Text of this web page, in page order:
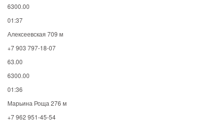
6300.00
01:37
Алексеевская 709 м
+7 903 797-18-07
63.00
6300.00
01:36
Марьина Роща 276 м
+7 962 951-45-54